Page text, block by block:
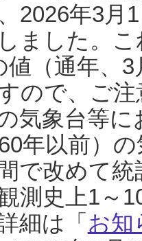
2026年3月
ました。
値（通年、
ので、ご
気象台等
年以前）
で改めて
測史上1～
細は「 お知